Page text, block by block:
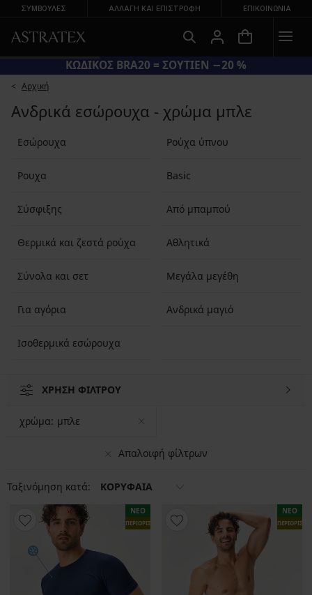
ΣΥΜΒΟΥΛΕΣ ΑΛΛΑΓΉ ΚΑΙ ΕΠΙΣΤΡΟΦΉ ΕΠΙΚΟΙΝΩΝΊΑ
ΚΩΔΙΚΟΣ BRA20 = ΣΟΥΤΙΕΝ −20 %
Αρχική
Ανδρικά εσώρουχα - χρώμα μπλε
Εσώρουχα Ρούχα ύπνου
Ρουχα Basic
Σύσφιξης Από μπαμπού
Θερμικά και ζεστά ρούχα Αθλητικά
Σύνολα και σετ Μεγάλα μεγέθη
Για αγόρια Ανδρικά μαγιό
Ισοθερμικά εσώρουχα
ΧΡΗΣΗ ΦΙΛΤΡΟΥ
Απαλοιφή φίλτρων
χρώμα: μπλε
Ταξινόμηση κατά: ΚΟΡΥΦΑΙΑ
ΝΕΟ
ΠΕΡΙΟΡΙΣΜΕΝΑ
ΝΕΟ